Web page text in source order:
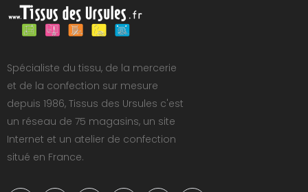
Spécialiste du tissu, de la mercerie
et de la confection sur mesure
depuis 1986, Tissus des Ursules c'est
un réseau de 75 magasins, un site
Internet et un atelier de confection
situé en France.